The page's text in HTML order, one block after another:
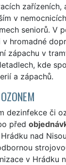
zařízeních,
v
seniorů. V
hromadné
zápachu v
kde
a zápachů.
dezinfekce či
před
nad
v Hrádku